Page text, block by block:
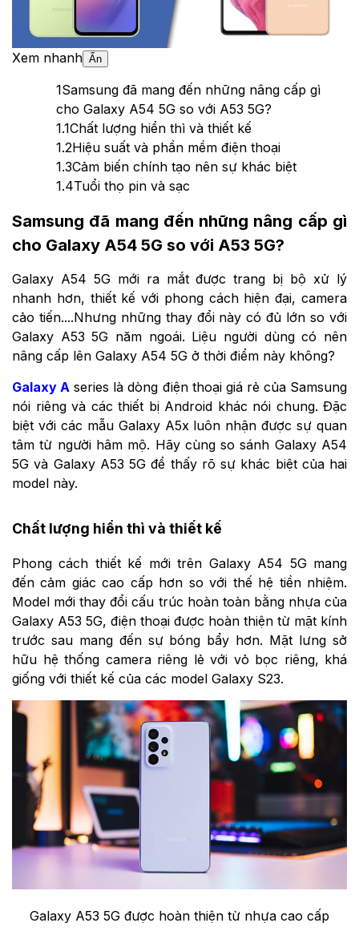
Xem nhanh Ẩn
1Samsung đã mang đến những nâng cấp gì
cho Galaxy A54 5G so với A53 5G?
1.1Chất lượng hiển thì và thiết kế
1.2Hiệu suất và phần mềm điện thoại
1.3Cảm biến chính tạo nên sự khác biệt
1.4Tuổi thọ pin và sạc
Samsung đã mang đến những nâng cấp gì
cho Galaxy A54 5G so với A53 5G?
Galaxy A54 5G mới ra mắt được trang bị bộ xử lý
nhanh hơn, thiết kế với phong cách hiện đại, camera
cảo tiến....Nhưng những thay đổi này có đủ lớn so với
Galaxy A53 5G năm ngoái. Liệu người dùng có nên
nâng cấp lên Galaxy A54 5G ở thời điểm này không?
Galaxy A series là dòng điện thoại giá rẻ của Samsung
nói riêng và các thiết bị Android khác nói chung. Đặc
biệt với các mẫu Galaxy A5x luôn nhận được sự quan
tâm từ người hâm mộ. Hãy cùng so sánh Galaxy A54
5G và Galaxy A53 5G để thấy rõ sự khác biệt của hai
model này.
Chất lượng hiển thì và thiết kế
Phong cách thiết kế mới trên Galaxy A54 5G mang
đến cảm giác cao cấp hơn so với thế hệ tiền nhiệm.
Model mới thay đổi cấu trúc hoàn toàn bằng nhựa của
Galaxy A53 5G, điện thoại được hoàn thiện từ mặt kính
trước sau mang đến sự bóng bẩy hơn. Mặt lưng sở
hữu hệ thống camera riêng lẻ với vỏ bọc riêng, khá
giống với thiết kế của các model Galaxy S23.
Galaxy A53 5G được hoàn thiện từ nhựa cao cấp